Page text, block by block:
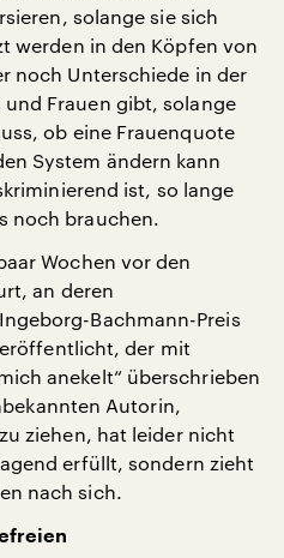
solange sie sich
werden in den Köpfen von
noch Unterschiede in der
Frauen gibt, solange
ob eine Frauenquote
System ändern kann
ist, so lange
noch brauchen.
Wochen vor den
an deren
Bachmann-Preis
der mit
anekelt“ überschrieben
Autorin,
ziehen, hat leider nicht
erfüllt, sondern zieht
nach sich.